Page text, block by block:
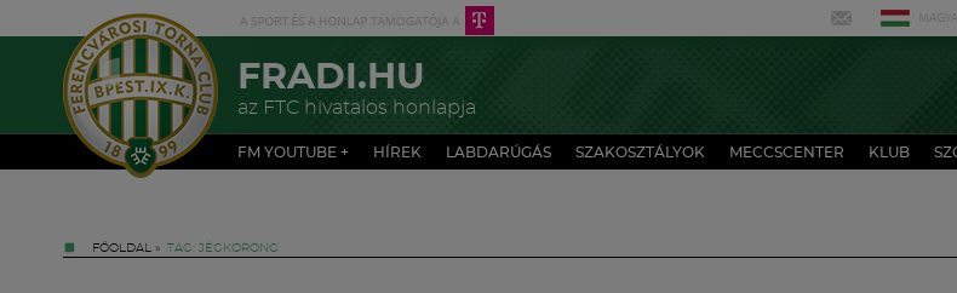
FRADI.HU
az FTC hivatalos honlapja
FM YOUTUBE + HÍREK LABDARÚGÁS SZAKOSZTÁLYOK MECCSCENTER KLUB
FŐOLDAL » TAG: JÉGKORONG